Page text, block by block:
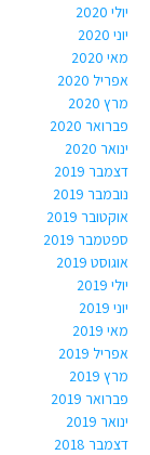
יולי 2020
יוני 2020
מאי 2020
אפריל 2020
מרץ 2020
פברואר 2020
ינואר 2020
דצמבר 2019
נובמבר 2019
אוקטובר 2019
ספטמבר 2019
אוגוסט 2019
יולי 2019
יוני 2019
מאי 2019
אפריל 2019
מרץ 2019
פברואר 2019
ינואר 2019
דצמבר 2018